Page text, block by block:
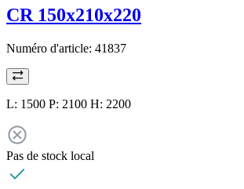
CR 150x210x220
Numéro d'article: 41837
L: 1500 P: 2100 H: 2200
Pas de stock local